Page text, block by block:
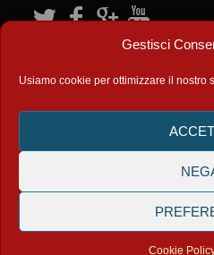
Gestisci
Usiamo cookie per ottimizzare il nostro
Cookie
FEED